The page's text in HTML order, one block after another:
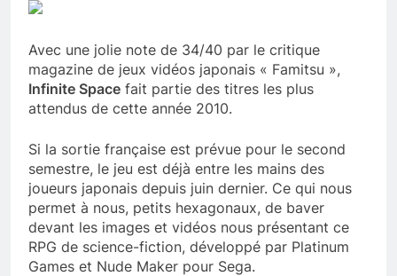
Avec une jolie note de 34/40 par le critique
magazine de jeux vidéos japonais « Famitsu »,
Infinite Space fait partie des titres les plus
attendus de cette année 2010.
Si la sortie française est prévue pour le second
semestre, le jeu est déjà entre les mains des
joueurs japonais depuis juin dernier. Ce qui nous
permet à nous, petits hexagonaux, de baver
devant les images et vidéos nous présentant ce
RPG de science-fiction, développé par Platinum
Games et Nude Maker pour Sega.